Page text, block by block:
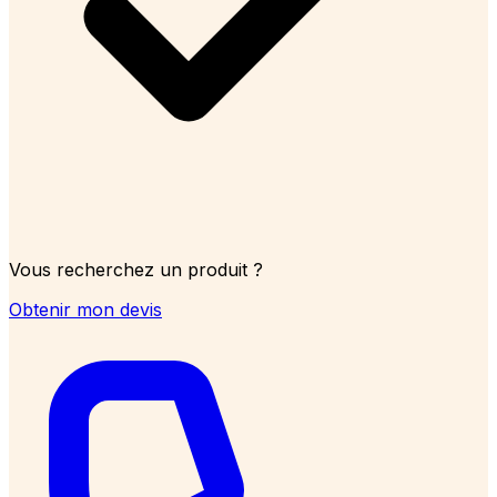
Vous recherchez un produit ?
Obtenir mon devis